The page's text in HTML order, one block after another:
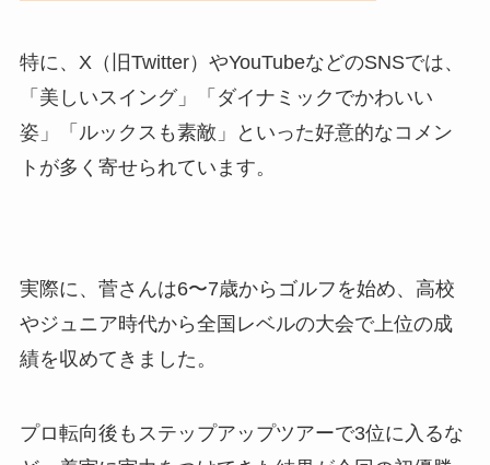
特に、X（旧Twitter）やYouTubeなどのSNSでは、
「美しいスイング」「ダイナミックでかわいい
姿」「ルックスも素敵」といった好意的なコメン
トが多く寄せられています。
実際に、菅さんは6〜7歳からゴルフを始め、高校
やジュニア時代から全国レベルの大会で上位の成
績を収めてきました。
プロ転向後もステップアップツアーで3位に入るな